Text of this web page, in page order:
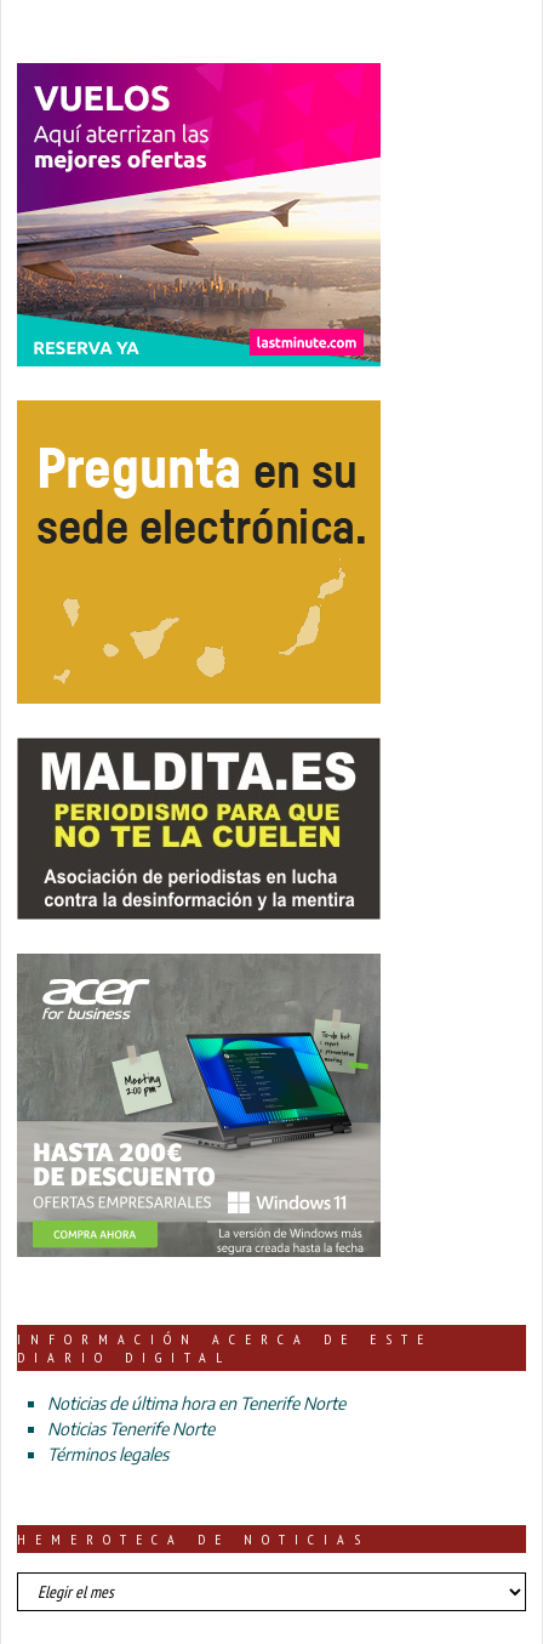
INFORMACIÓN ACERCA DE ESTE
DIARIO DIGITAL
Noticias de última hora en Tenerife Norte
Noticias Tenerife Norte
Términos legales
HEMEROTECA DE NOTICIAS
HEMEROTECA
DE